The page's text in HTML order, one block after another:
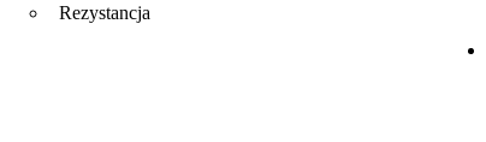
Rezystancja